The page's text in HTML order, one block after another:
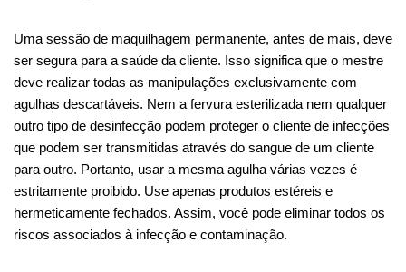
Uma sessão de maquilhagem permanente, antes de mais, deve
ser segura para a saúde da cliente. Isso significa que o mestre
deve realizar todas as manipulações exclusivamente com
agulhas descartáveis. Nem a fervura esterilizada nem qualquer
outro tipo de desinfecção podem proteger o cliente de infecções
que podem ser transmitidas através do sangue de um cliente
para outro. Portanto, usar a mesma agulha várias vezes é
estritamente proibido. Use apenas produtos estéreis e
hermeticamente fechados. Assim, você pode eliminar todos os
riscos associados à infecção e contaminação.